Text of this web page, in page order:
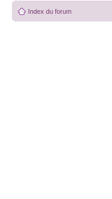
Index du forum